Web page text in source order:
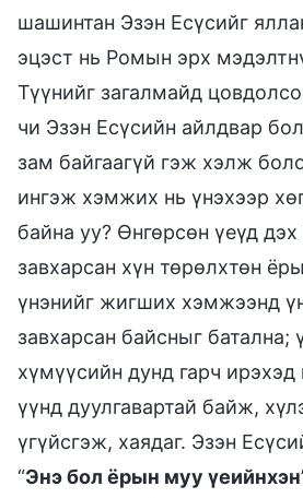
шашинтан Эзэн Есүсийг
эцэст нь Ромын эрх
Түүнийг загалмайд
чи Эзэн Есүсийн айлдвар
зам байгаагүй гэж хэлж
ингэж хэмжих нь үнэхээр
байна уу? Өнгөрсөн үеүд
завхарсан хүн төрөлхтөн
үнэнийг жигших хэмжээнд
завхарсан байсныг батална;
хүмүүсийн дунд гарч
үүнд дуулгавартай байж,
үгүйсгэж, хаядаг. Эзэн
“Энэ бол ёрын муу үеийнхэн